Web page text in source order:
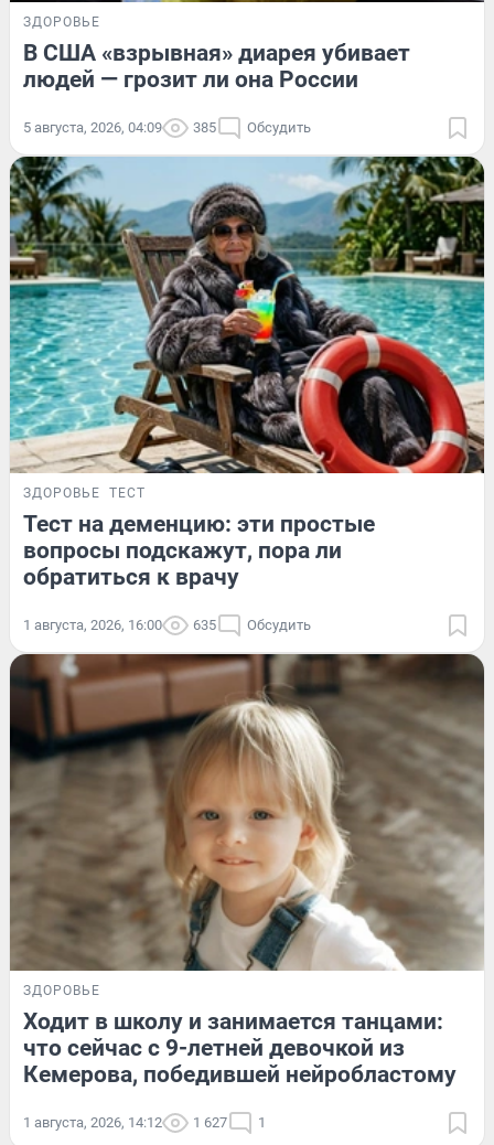
ЗДОРОВЬЕ
В США «взрывная» диарея убивает
людей — грозит ли она России
5 августа, 2026, 04:09 385 Обсудить
ЗДОРОВЬЕ ТЕСТ
Тест на деменцию: эти простые
вопросы подскажут, пора ли
обратиться к врачу
1 августа, 2026, 16:00 635 Обсудить
ЗДОРОВЬЕ
Ходит в школу и занимается танцами:
что сейчас с 9-летней девочкой из
Кемерова, победившей нейробластому
1 августа, 2026, 14:12 1 627 1